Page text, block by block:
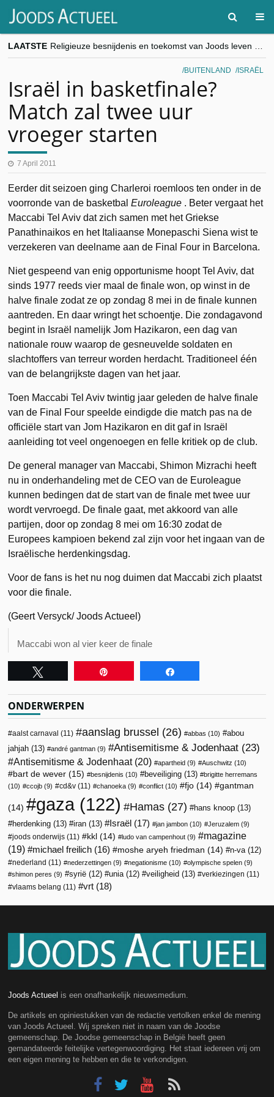
LAATSTE
“Besnijdenisdebat toont hoe moeilijk seculiere Westen minderheden begrijpt”, Jinnih Beels (Vooruit)
CITYTRIP | ROEMENIË – Boekarest: de verrassing van Oost-Europa
BUITENLAND ISRAËL
Israël in basketfinale?
Match zal twee uur
vroeger starten
7 April 2011
Eerder dit seizoen ging Charleroi roemloos ten onder in de
voorronde van de basketbalEuroleague . Beter vergaat het
Maccabi Tel Aviv dat zich samen met het Griekse
Panathinaikos en het Italiaanse Monepaschi Siena wist te
verzekeren van deelname aan de Final Four in Barcelona.
Niet gespeend van enig opportunisme hoopt Tel Aviv, dat
sinds 1977 reeds vier maal de finale won, op winst in de
halve finale zodat ze op zondag 8 mei in de finale kunnen
aantreden. En daar wringt het schoentje. Die zondagavond
begint in Israël namelijk Jom Hazikaron, een dag van
nationale rouw waarop de gesneuvelde soldaten en
slachtoffers van terreur worden herdacht. Traditioneel één
van de belangrijkste dagen van het jaar.
Toen Maccabi Tel Aviv twintig jaar geleden de halve finale
van de Final Four speelde eindigde die match pas na de
officiële start van Jom Hazikaron en dit gaf in Israël
aanleiding tot veel ongenoegen en felle kritiek op de club.
De general manager van Maccabi, Shimon Mizrachi heeft
nu in onderhandeling met de CEO van de Euroleague
kunnen bedingen dat de start van de finale met twee uur
wordt vervroegd. De finale gaat, met akkoord van alle
partijen, door op zondag 8 mei om 16:30 zodat de
Europees kampioen bekend zal zijn voor het ingaan van de
Israëlische herdenkingsdag.
Voor de fans is het nu nog duimen dat Maccabi zich plaatst
voor die finale.
(Geert Versyck/ Joods Actueel)
Maccabi won al vier keer de finale
ONDERWERPEN
aalst carnaval (11) aanslag brussel (26) abbas (10)
abou
jahjah (13) andré gantman (9) Antisemitisme & Jodenhaat (23)
Antisemitisme & Jodenhaat(20) apartheid (9) Auschwitz (10)
bart de wever (15) besnijdenis (10) beveiliging (13)
brigitte herremans
(10)
ccojb (9) cd&v (11) chanoeka (9) conflict (10) fjo (14) gantman
(14) gaza (122) Hamas (27) hans knoop (13)
herdenking (13) iran (13) Israël (17) jan jambon (10) Jeruzalem (9)
joods onderwijs (11) kkl (14) ludo van campenhout (9)
magazine
(19)
michael freilich (16) moshe aryeh friedman (14) n-va (12)
nederland (11) nederzettingen (9) negationisme (10) olympische spelen (9)
shimon peres (9) syrië (12) unia (12) veiligheid (13) verkiezingen (11)
vlaams belang (11) vrt (18)
Joods Actueel is een onafhankelijk nieuwsmedium.
De artikels en opiniestukken van de redactie vertolken enkel de mening
van Joods Actueel. Wij spreken niet in naam van de Joodse
gemeenschap. De Joodse gemeenschap in België heeft geen
gemandateerde feitelijke vertegenwoordiging. Het staat iedereen vrij om
een eigen mening te hebben en die te verkondigen.